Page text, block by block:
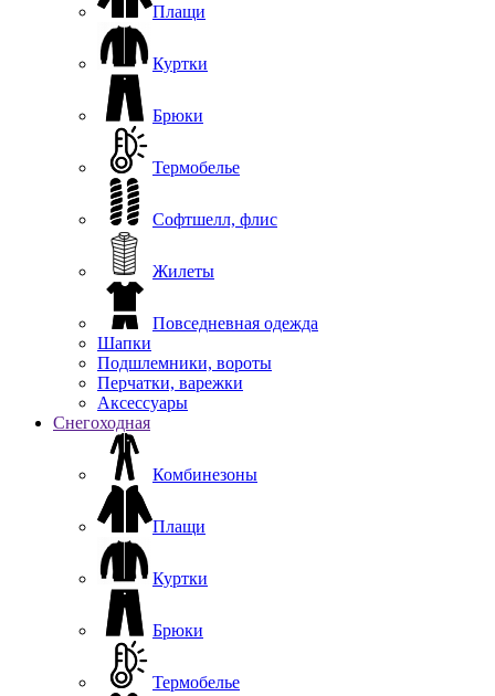
Плащи
Куртки
Брюки
Термобелье
Софтшелл, флис
Жилеты
Повседневная одежда
Шапки
Подшлемники, вороты
Перчатки, варежки
Аксессуары
Снегоходная
Комбинезоны
Плащи
Куртки
Брюки
Термобелье